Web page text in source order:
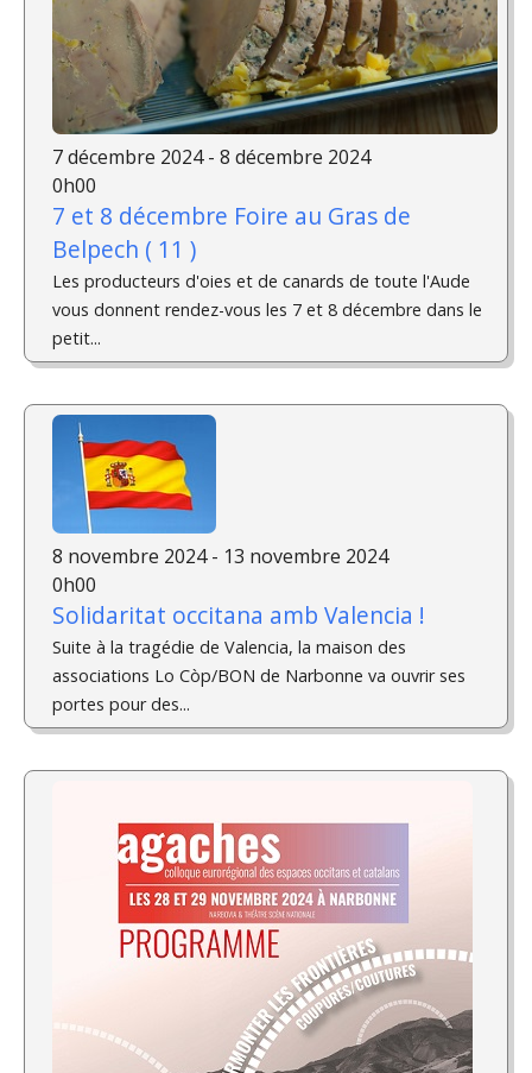
7 décembre 2024 - 8 décembre 2024
0h00
7 et 8 décembre Foire au Gras de
Belpech ( 11 )
Les producteurs d'oies et de canards de toute l'Aude
vous donnent rendez-vous les 7 et 8 décembre dans le
petit...
8 novembre 2024 - 13 novembre 2024
0h00
Solidaritat occitana amb Valencia !
Suite à la tragédie de Valencia, la maison des
associations Lo Còp/BON de Narbonne va ouvrir ses
portes pour des...